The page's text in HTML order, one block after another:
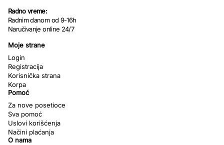
Radno vreme:
Radnim danom od 9-16h
Naručivanje online 24/7
Moje strane
Login
Registracija
Korisnička strana
Korpa
Pomoć
Za nove posetioce
Sva pomoć
Uslovi korišćenja
Načini plaćanja
O nama